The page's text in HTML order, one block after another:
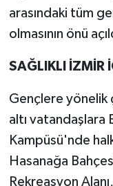
arasındaki tüm
olmasının önü
SAĞLIKLI İZMİR
Gençlere yönelik
altı vatandaşlara
Kampüsü'nde
Hasanağa
Rekreasyon